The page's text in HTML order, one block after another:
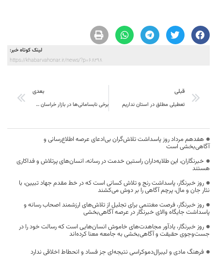
لینک کوتاه خبر:
https://khabarvahonar.ir/news/?p=68298
قبلی
تعطیلی مطلق در استان نداریم
بعدی
برخی نابسامانی‌ها در بازار خراسان جنوبی مربوط به استان است
هفدهم مرداد روز پاسداشت تلاش‌گران بی‌ادعای عرصه اطلاع‌رسانی و
آگاهی‌بخشی است
خبرنگاران، این طلایه‌داران راستین خدمت در رسانه، انسان‌های پرتلاش و فداکاری
هستند
روز خبرنگار، پاسداشت رنج و تلاش کسانی است که در خط مقدم جهاد تبیین، با
نثار جان و مال، پرچم آگاهی را بر دوش می‌کشند
روز خبرنگار، فرصت مغتنمی برای تجلیل از تلاش‌های ارزشمند اصحاب رسانه و
پاسداشت جایگاه والای خبرنگار در عرصه آگاهی‌بخشی
روز خبرنگار، یادآور مجاهدت‌های خاموش انسان‌هایی است که رسالت خود را در
جست‌وجوی حقیقت و آگاهی‌بخشی به جامعه معنا کرده‌اند
فرهنگ مادی و لیبرال‌دموکراسی نتیجه‌ای جز فساد و انحطاط اخلاقی ندارد